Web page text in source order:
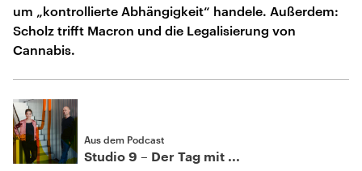
um „kontrollierte Abhängigkeit“ handele. Außerdem:
Scholz trifft Macron und die Legalisierung von
Cannabis.
Aus dem Podcast
Studio 9 – Der Tag mit ...